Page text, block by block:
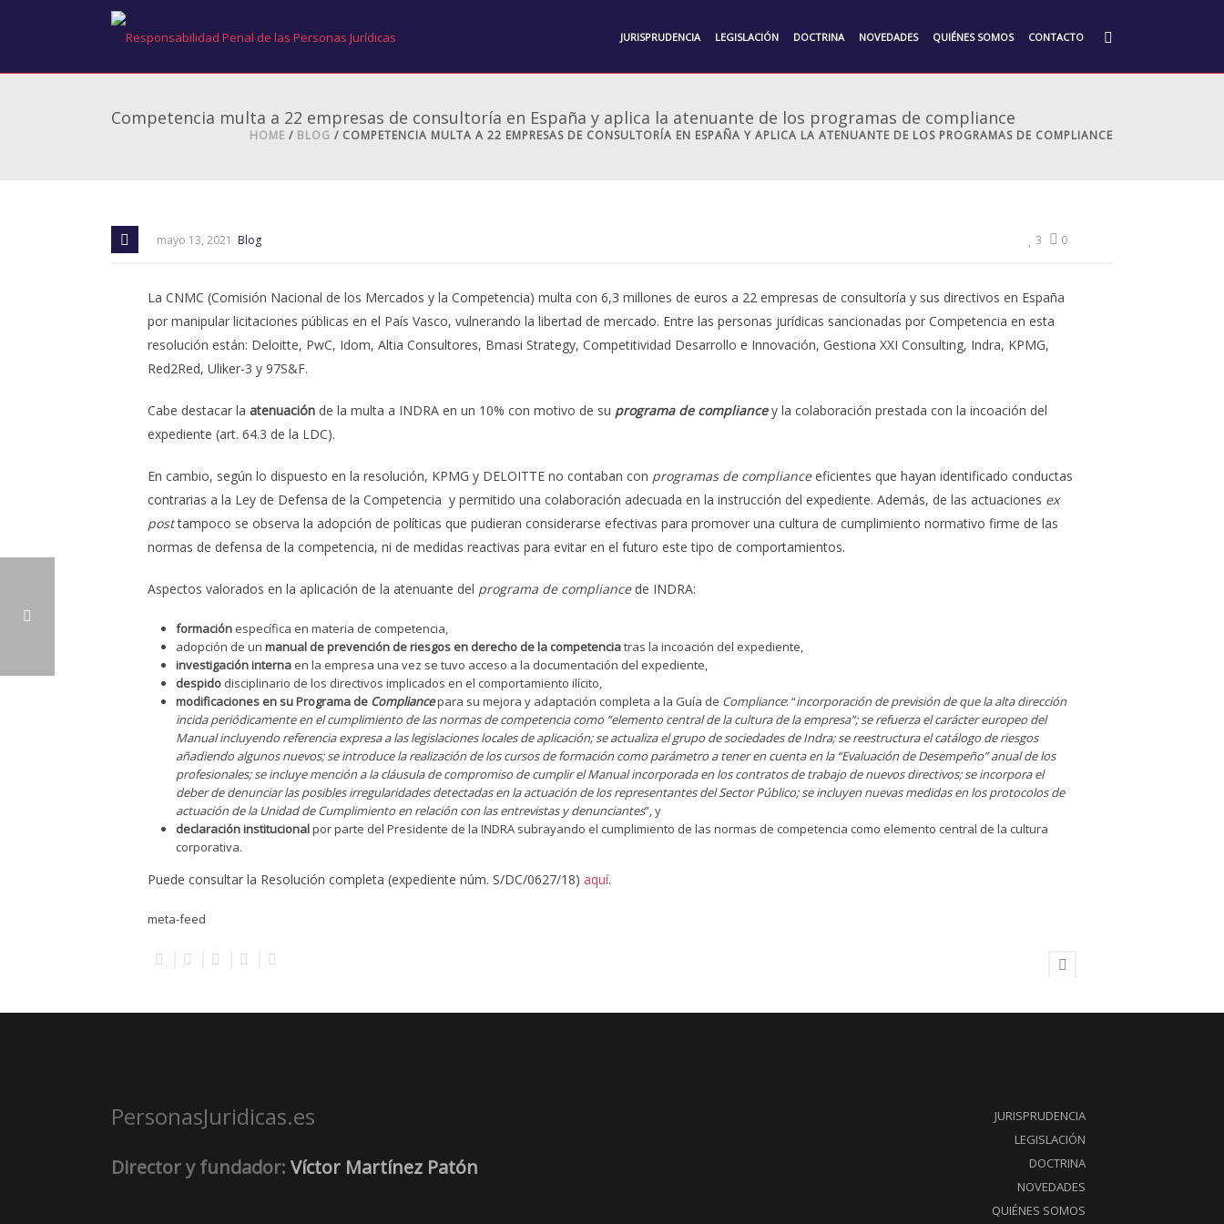
JURISPRUDENCIA LEGISLACIÓN DOCTRINA NOVEDADES QUIÉNES SOMOS CONTACTO
Competencia multa a 22 empresas de consultoría en España y aplica la atenuante de los programas de compliance
HOME / BLOG / COMPETENCIA MULTA A 22 EMPRESAS DE CONSULTORÍA EN ESPAÑA Y APLICA LA ATENUANTE DE LOS PROGRAMAS DE COMPLIANCE
mayo 13, 2021 Blog 0
3
La CNMC (Comisión Nacional de los Mercados y la Competencia) multa con 6,3 millones de euros a 22 empresas de consultoría y sus directivos en España
por manipular licitaciones públicas en el País Vasco, vulnerando la libertad de mercado. Entre las personas jurídicas sancionadas por Competencia en esta
resolución están: Deloitte, PwC, Idom, Altia Consultores, Bmasi Strategy, Competitividad Desarrollo e Innovación, Gestiona XXI Consulting, Indra, KPMG,
Red2Red, Uliker-3 y 97S&F.
Cabe destacar la atenuación de la multa a INDRA en un 10% con motivo de su programa de compliancey la colaboración prestada con la incoación del
expediente (art. 64.3 de la LDC).
En cambio, según lo dispuesto en la resolución, KPMG y DELOITTE no contaban con programas de complianceeficientes que hayan identificado conductas
contrarias a la Ley de Defensa de la Competencia y permitido una colaboración adecuada en la instrucción del expediente. Además, de las actuaciones ex
posttampoco se observa la adopción de políticas que pudieran considerarse efectivas para promover una cultura de cumplimiento normativo firme de las
normas de defensa de la competencia, ni de medidas reactivas para evitar en el futuro este tipo de comportamientos.
Aspectos valorados en la aplicación de la atenuante del programa de compliancede INDRA:
formaciónespecífica en materia de competencia,
adopción de un manual de prevención de riesgos en derecho de la competenciatras la incoación del expediente,
investigación internaen la empresa una vez se tuvo acceso a la documentación del expediente,
despidodisciplinario de los directivos implicados en el comportamiento ilícito,
modificaciones en su Programa de Compliancepara su mejora y adaptación completa a la Guía de Compliance: “incorporación de previsión de que la alta dirección
incida periódicamente en el cumplimiento de las normas de competencia como “elemento central de la cultura de la empresa”; se refuerza el carácter europeo del
Manual incluyendo referencia expresa a las legislaciones locales de aplicación; se actualiza el grupo de sociedades de Indra; se reestructura el catálogo de riesgos
añadiendo algunos nuevos; se introduce la realización de los cursos de formación como parámetro a tener en cuenta en la “Evaluación de Desempeño” anual de los
profesionales; se incluye mención a la cláusula de compromiso de cumplir el Manual incorporada en los contratos de trabajo de nuevos directivos; se incorpora el
deber de denunciar las posibles irregularidades detectadas en la actuación de los representantes del Sector Público; se incluyen nuevas medidas en los protocolos de
actuación de la Unidad de Cumplimiento en relación con las entrevistas y denunciantes”, y
declaración institucionalpor parte del Presidente de la INDRA subrayando el cumplimiento de las normas de competencia como elemento central de la cultura
corporativa.
Puede consultar la Resolución completa (expediente núm. S/DC/0627/18) aquí.
meta-feed
PersonasJuridicas.es
Director y fundador: Víctor Martínez Patón
JURISPRUDENCIA
LEGISLACIÓN
DOCTRINA
NOVEDADES
QUIÉNES SOMOS